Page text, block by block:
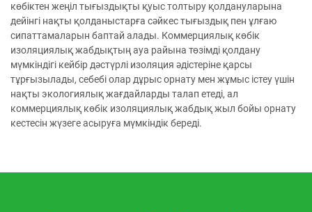
көбіктен жеңіл тығыздықты қуыс толтыру қолдануларына
дейінгі нақты қолданыстарға сәйкес тығыздық пен ұлғаю
сипаттамаларын баптай алады. Коммерциялық көбік
изоляциялық жабдықтың ауа райына төзімді қолдану
мүмкіндігі кейбір дәстүрлі изоляция әдістеріне қарсы
тұрғызылады, себебі олар дұрыс орнату мен жұмыс істеу үшін
нақты экологиялық жағдайларды талап етеді, ал
коммерциялық көбік изоляциялық жабдық жыл бойы орнату
кестесін жүзеге асыруға мүмкіндік береді.